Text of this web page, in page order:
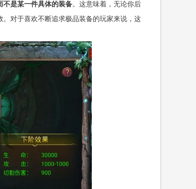
不是某一件具体的装备。这意味着，无论你后
对于喜欢不断追求极品装备的玩家来说，这